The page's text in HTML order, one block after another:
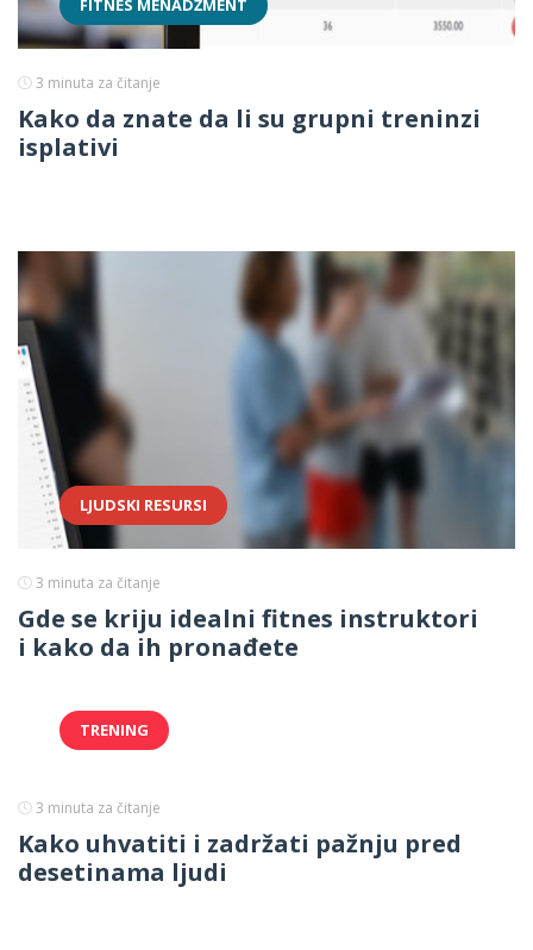
FITNES MENADŽMENT
3 minuta za čitanje
Kako da znate da li su grupni treninzi
isplativi
LJUDSKI RESURSI
3 minuta za čitanje
Gde se kriju idealni fitnes instruktori
i kako da ih pronađete
TRENING
3 minuta za čitanje
Kako uhvatiti i zadržati pažnju pred
desetinama ljudi